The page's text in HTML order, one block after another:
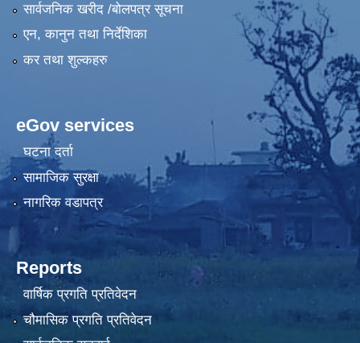
सार्वजनिक खरीद /बोलपत्र सूचना
एन, कानुन तथा निर्देशिका
कर तथा शुल्कहरु
eGov services
घटना दर्ता
सामाजिक सुरक्षा
नागरिक वडापत्र
Reports
वार्षिक प्रगति प्रतिवेदन
चौमासिक प्रगति प्रतिवेदन